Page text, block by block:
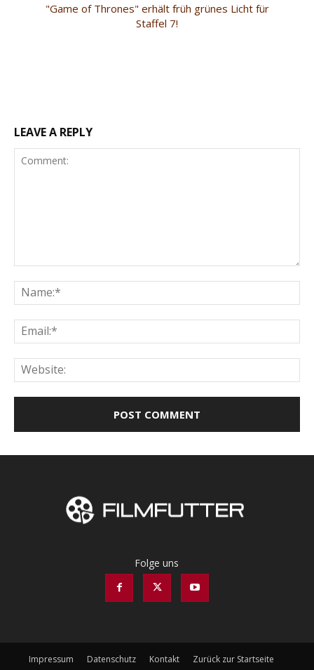
"Game of Thrones" erhält früh grünes Licht für
Staffel 7!
LEAVE A REPLY
Folge uns
Impressum Datenschutz Kontakt
Zurück zur Startseite